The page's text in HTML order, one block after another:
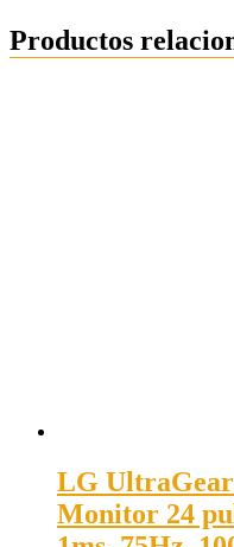
Productos
LG
Monitor 24